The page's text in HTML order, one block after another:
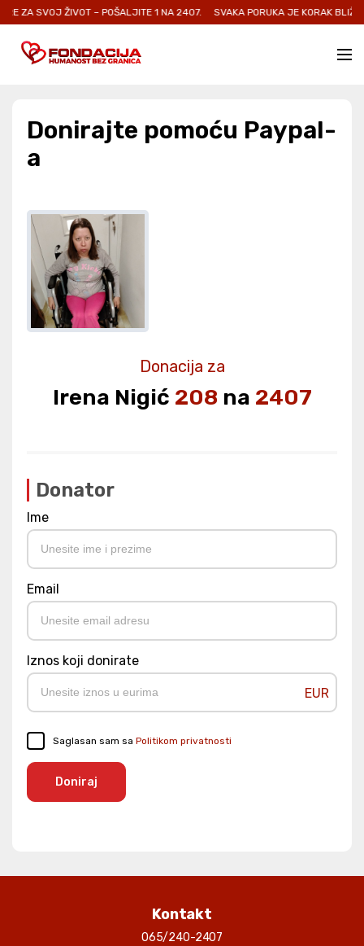
ZA SVOJ ŽIVOT – POŠALJITE 1 NA 2407. SVAKA PORUKA JE KORAK BLIŽE
Donirajte pomoću Paypal-
a
Donacija za
Irena Nigić 208na 2407
Donator
Ime
Email
Iznos koji donirate
EUR
Saglasan sam sa Politikom privatnosti
Doniraj
Kontakt
065/240-2407